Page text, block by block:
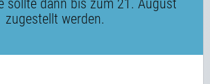
sollte dann bis zum 21. August
zugestellt werden.